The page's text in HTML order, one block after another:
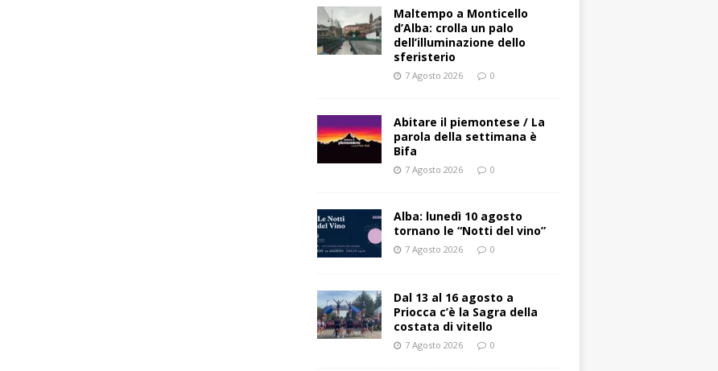
Maltempo a Monticello
d’Alba: crolla un palo
dell’illuminazione dello
sferisterio
7 Agosto 2026 0
Abitare il piemontese / La
parola della settimana è
Bifa
7 Agosto 2026 0
Alba: lunedì 10 agosto
tornano le “Notti del vino”
7 Agosto 2026 0
Dal 13 al 16 agosto a
Priocca c’è la Sagra della
costata di vitello
7 Agosto 2026 0